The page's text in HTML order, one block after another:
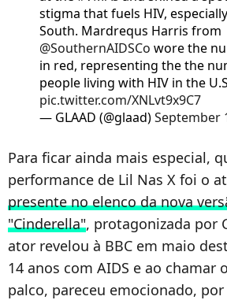
stigma that fuels HIV,
South. Mardrequs Harris from
@SouthernAIDSCo wore the
in red, representing the the
people living with HIV in the
pic.twitter.com/XNLvt9x9C7
— GLAAD (@glaad)September
Para ficar ainda mais especial,
performance de Lil Nas X foi o
presente no elenco da nova
"Cinderella", protagonizada por
ator revelou à BBC em maio
14 anos com AIDS e ao chamar
palco, pareceu emocionado,